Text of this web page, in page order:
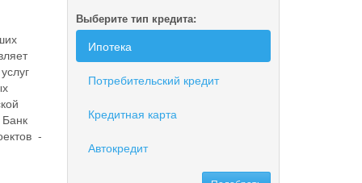
-
Выберите тип кредита:
Ипотека
Потребительский кредит
Кредитная карта
Автокредит